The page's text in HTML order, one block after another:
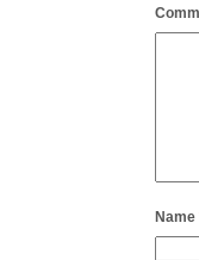
Name